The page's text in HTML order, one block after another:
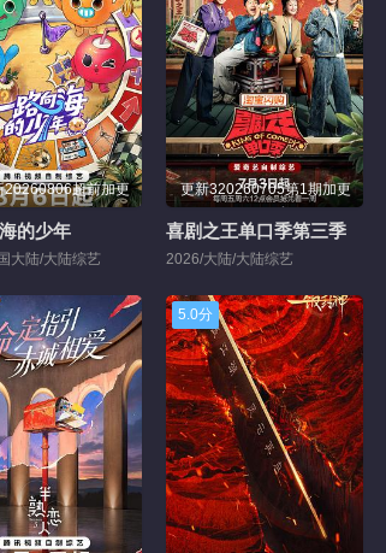
20260806超前加更
的少年
大陆/大陆综艺
更新320260705第1期加更
喜剧之王单口季第三季
2026/大陆/大陆综艺
5.0分